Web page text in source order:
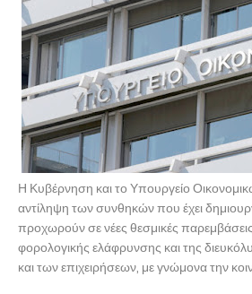
Η Κυβέρνηση και το Υπουργείο
αντίληψη των συνθηκών που έχει
προχωρούν σε νέες θεσμικές
φορολογικής ελάφρυνσης και της
και των επιχειρήσεων, με γνώμονα την